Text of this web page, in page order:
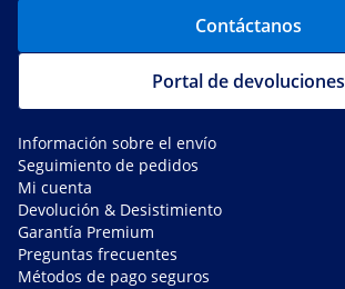
Contáctanos
Portal de devoluciones
Información sobre el envío
Seguimiento de pedidos
Mi cuenta
Devolución & Desistimiento
Garantía Premium
Preguntas frecuentes
Métodos de pago seguros